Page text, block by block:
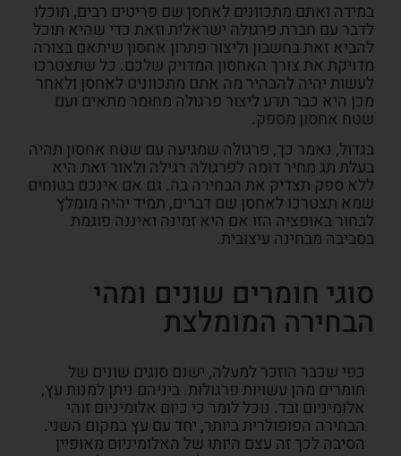
במידה ואתם מתכוונים לאחסן שם פריטים רבים, תוכלו
לדבר עם חברת פרגולה ישראלית וזאת כדי שהיא תוכל
להביא זאת בחשבון וליצור פתרון אחסון שיתאם בצורה
מדויקת את צורך האחסון המדויק שלכם. כל שתצטרכו
לעשות יהיה להבהיר מה אתם מתכוונים לאחסן ולאחר
מכן היא כבר תדע ליצור פרגולה מחומר מתאים ועם
שטח אחסון מספק.
בגדול, נאמר כך, פרגולה שמגיעה עם שטח אחסון תהיה
בעלת תג מחיר דומה לפרגולה רגילה ולאור זאת היא
ללא ספק תצדיק את הבחירה בה. גם אם אינכם בטוחים
שמא תצטרכו לאחסן שם דברים, תמיד יהיה מומלץ
לבחור באופציה הזו אם היא זמינה ואיננה פוגמת
בסביבה מבחינה עיצובית.
סוגי חומרים שונים ומהי
הבחירה המומלצת
כפי שכבר הוזכר למעלה, ישנם סוגים שונים של
חומרים מהן עשויות פרגולות. ביניהם ניתן למנות עץ,
אלומיניום ובד. נוכל לומר כי כיום אלומיניום זוהי
הבחירה הפופולרית ביותר, יחד עם עץ במקום השני.
הסיבה לכך זה עצם היותו של האלומיניום מאופיין